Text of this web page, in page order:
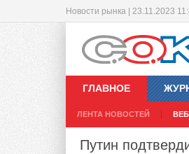
Новости рынка | 23.11.2023
ГЛАВНОЕ
ЛЕНТА НОВОСТЕЙ
Путин
BYD начнет
Новости по теме:
Цены на
Новости по теме: